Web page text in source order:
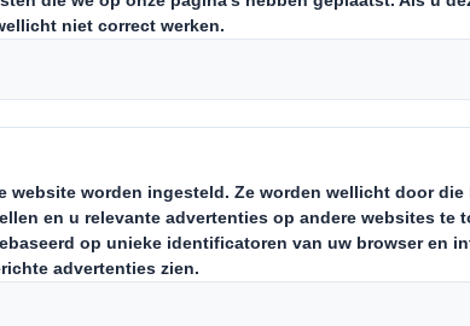
Een
voor papier
kunt bouwen op: